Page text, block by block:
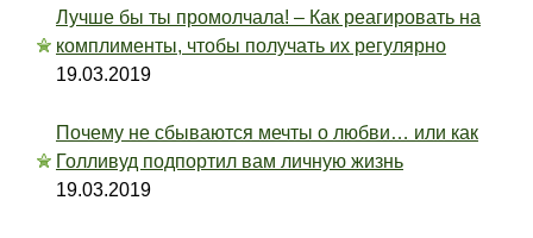
Лучше бы ты промолчала! – Как реагировать на
комплименты, чтобы получать их регулярно
19.03.2019
Почему не сбываются мечты о любви… или как
Голливуд подпортил вам личную жизнь
19.03.2019